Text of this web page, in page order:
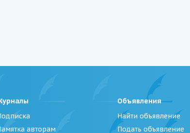
авторам
Объявления
Найти объявление
Подать объявление